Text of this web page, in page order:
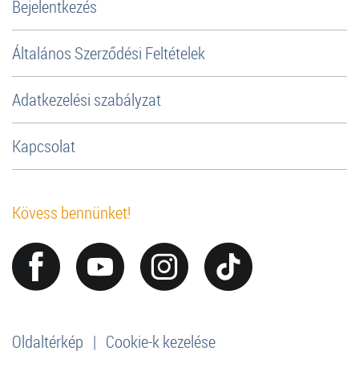
Bejelentkezés
Általános Szerződési Feltételek
Adatkezelési szabályzat
Kapcsolat
Kövess bennünket!
Oldaltérkép | Cookie-k kezelése